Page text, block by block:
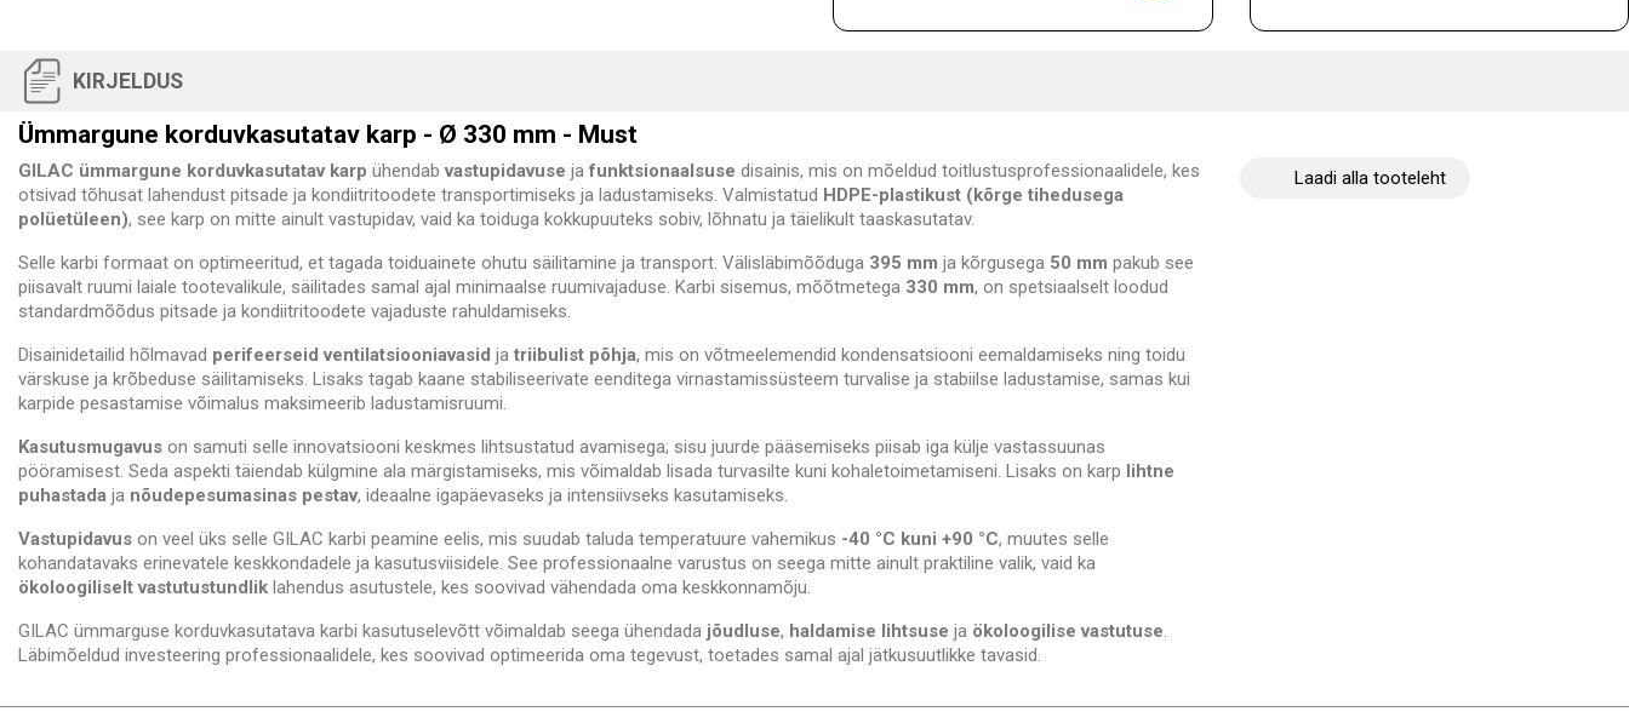
KIRJELDUS
Ümmargune korduvkasutatav karp - Ø 330 mm - Must
GILAC ümmargune korduvkasutatav karp ühendabvastupidavuse jafunktsionaalsuse disainis, mis on mõeldud toitlustusprofessionaalidele, kes
otsivad tõhusat lahendust pitsade ja kondiitritoodete transportimiseks ja ladustamiseks. Valmistatud HDPE-plastikust (kõrge tihedusega
polüetüleen), see karp on mitte ainult vastupidav, vaid ka toiduga kokkupuuteks sobiv, lõhnatu ja täielikult taaskasutatav.
Selle karbi formaat on optimeeritud, et tagada toiduainete ohutu säilitamine ja transport. Välisläbimõõduga 395 mm ja kõrgusega 50 mm pakub see
piisavalt ruumi laiale tootevalikule, säilitades samal ajal minimaalse ruumivajaduse. Karbi sisemus, mõõtmetega 330 mm, on spetsiaalselt loodud
standardmõõdus pitsade ja kondiitritoodete vajaduste rahuldamiseks.
Disainidetailid hõlmavad perifeerseid ventilatsiooniavasid ja triibulist põhja, mis on võtmeelemendid kondensatsiooni eemaldamiseks ning toidu
värskuse ja krõbeduse säilitamiseks. Lisaks tagab kaane stabiliseerivate eenditega virnastamissüsteem turvalise ja stabiilse ladustamise, samas kui
karpide pesastamise võimalus maksimeerib ladustamisruumi.
Kasutusmugavus on samuti selle innovatsiooni keskmes lihtsustatud avamisega; sisu juurde pääsemiseks piisab iga külje vastassuunas
pööramisest. Seda aspekti täiendab külgmine ala märgistamiseks, mis võimaldab lisada turvasilte kuni kohaletoimetamiseni. Lisaks on karp lihtne
puhastada ja nõudepesumasinas pestav, ideaalne igapäevaseks ja intensiivseks kasutamiseks.
Vastupidavus on veel üks selle GILAC karbi peamine eelis, mis suudab taluda temperatuure vahemikus -40 °C kuni +90 °C, muutes selle
kohandatavaks erinevatele keskkondadele ja kasutusviisidele. See professionaalne varustus on seega mitte ainult praktiline valik, vaid ka
ökoloogiliselt vastutustundlik lahendus asutustele, kes soovivad vähendada oma keskkonnamõju.
GILAC ümmarguse korduvkasutatava karbi kasutuselevõtt võimaldab seega ühendada jõudluse, haldamise lihtsuse ja ökoloogilise vastutuse
Läbimõeldud investeering professionaalidele, kes soovivad optimeerida oma tegevust, toetades samal ajal jätkusuutlikke tavasid.
Laadi alla tooteleht